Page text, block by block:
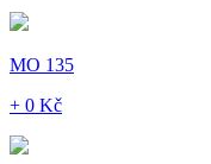
MO 135
+ 0 Kč